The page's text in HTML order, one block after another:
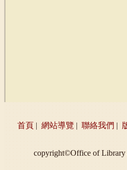
首頁 | 網站導覽 | 聯絡我們 |
copyright©Office of